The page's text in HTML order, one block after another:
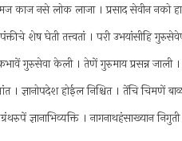
काज नसे लोक लाजा । प्रसाद सेवीन नको
पंक्तीचे शेष घेती तत्त्वतां । परी उभयांसीहि
गुरुसेवा केली । तेणें गुरुमाय प्रसन्न जाली
। ज्ञानोपदेश होईल निश्चित । तेंचि चिमणें
ज्ञानाभिव्यक्ति । नागनाथहंसाख्यान